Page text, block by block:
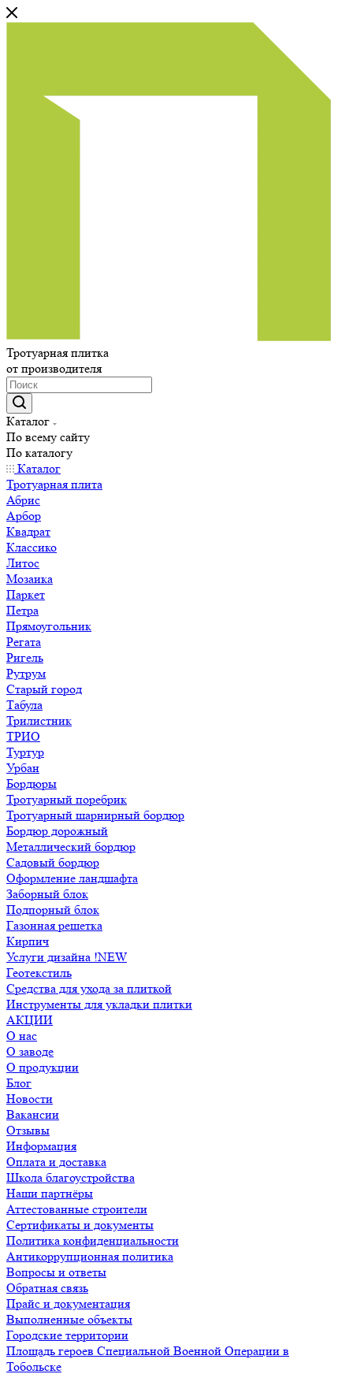
Тротуарная плитка
от производителя
Каталог
По всему сайту
По каталогу
Каталог
Тротуарная плита
Абрис
Арбор
Квадрат
Классико
Литос
Мозаика
Паркет
Петра
Прямоугольник
Регата
Ригель
Рутрум
Старый город
Табула
Трилистник
ТРИО
Туртур
Урбан
Бордюры
Тротуарный поребрик
Тротуарный шарнирный бордюр
Бордюр дорожный
Металлический бордюр
Садовый бордюр
Оформление ландшафта
Заборный блок
Подпорный блок
Газонная решетка
Кирпич
Услуги дизайна !NEW
Геотекстиль
Средства для ухода за плиткой
Инструменты для укладки плитки
АКЦИИ
О нас
О заводе
О продукции
Блог
Новости
Вакансии
Отзывы
Информация
Оплата и доставка
Школа благоустройства
Наши партнёры
Аттестованные строители
Сертификаты и документы
Политика конфиденциальности
Антикоррупционная политика
Вопросы и ответы
Обратная связь
Прайс и документация
Выполненные объекты
Городские территории
Площадь героев Специальной Военной Операции в
Тобольске